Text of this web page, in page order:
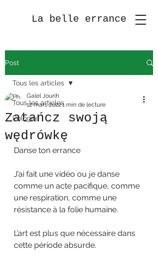
La belle errance
Post
Tous les articles
Pologne
Tous les articles
Zatańcz swoją
wędrówkę
Galel Jourih
12 mars 20221 min de lecture
Danse ton errance
J’ai fait une vidéo ou je danse
comme un acte pacifique, comme
une respiration, comme une
résistance à la folie humaine.
L’art est plus que nécessaire dans
cette période absurde.